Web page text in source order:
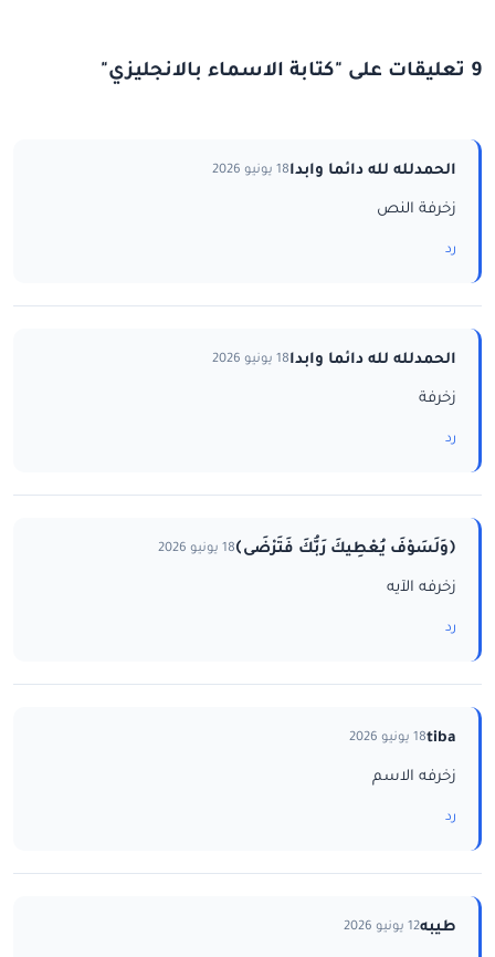
9 تعليقات على "كتابة الاسماء بالانجليزي"
الحمدلله لله دائما وابدا18 يونيو 2026
زخرفة النص
رد
الحمدلله لله دائما وابدا18 يونيو 2026
زخرفة
رد
﴿وَلَسَوْفَ يُعْطِيكَ رَبُّكَ فَتَرْضَى﴾18 يونيو 2026
زخرفه الآيه
رد
tiba18 يونيو 2026
زخرفه الاسم
رد
طيبه12 يونيو 2026